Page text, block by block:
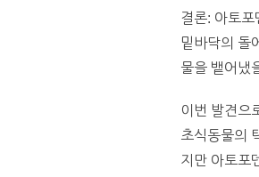
결론: 아토
밑바닥의 돌
물을 뱉어냈
이번 발견으
초식동물의
지만 아토포